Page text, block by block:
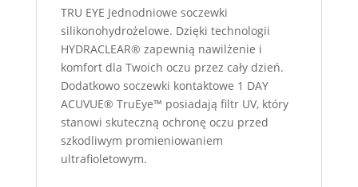
TRU EYE Jednodniowe soczewki
silikonohydrożelowe. Dzięki technologii
HYDRACLEAR® zapewnią nawilżenie i
komfort dla Twoich oczu przez cały dzień.
Dodatkowo soczewki kontaktowe 1 DAY
ACUVUE® TruEye™ posiadają filtr UV, który
stanowi skuteczną ochronę oczu przed
szkodliwym promieniowaniem
ultrafioletowym.